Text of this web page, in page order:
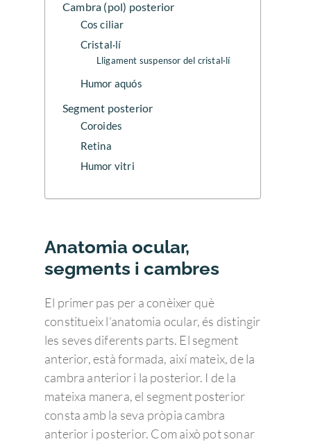
Cambra (pol) posterior
Cos ciliar
Cristal·lí
Lligament suspensor del cristal·lí
Humor aquós
Segment posterior
Coroides
Retina
Humor vitri
Anatomia ocular,
segments i cambres
El primer pas per a conèixer què
constitueix l’anatomia ocular, és distingir
les seves diferents parts. El segment
anterior, està formada, així mateix, de la
cambra anterior i la posterior. I de la
mateixa manera, el segment posterior
consta amb la seva pròpia cambra
anterior i posterior. Com això pot sonar